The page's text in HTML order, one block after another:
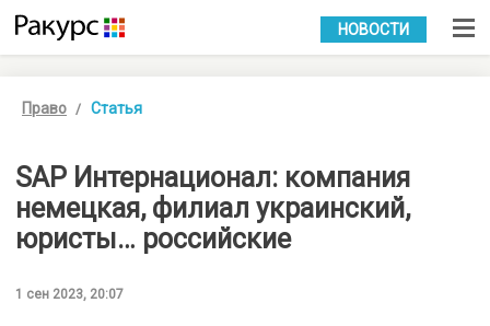
УКР РУС
НОВОСТИ
Право Статья
SAP Интернационал: компания
немецкая, филиал украинский,
юристы… российские
1 сен 2023, 20:07